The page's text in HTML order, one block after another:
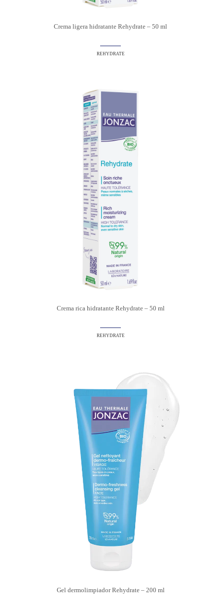
Crema ligera hidratante Rehydrate – 50 ml
REHYDRATE
Crema rica hidratante Rehydrate – 50 ml
REHYDRATE
Gel dermolimpiador Rehydrate – 200 ml